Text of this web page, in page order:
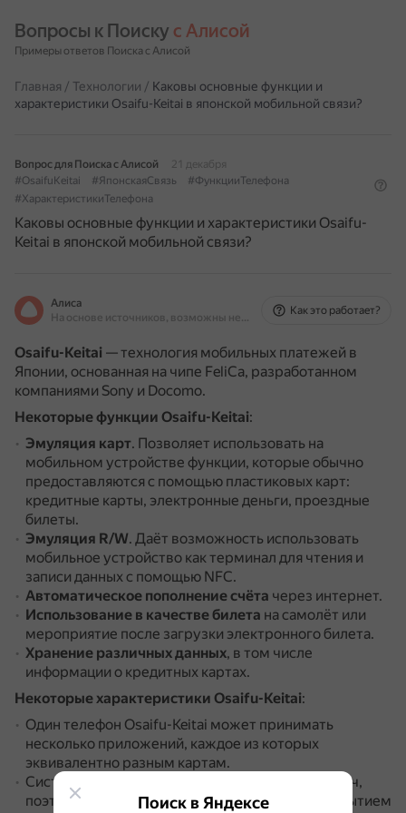
Вопросы к Поиску с Алисой
Примеры ответов Поиска с Алисой
Главная / Технологии / Каковы основные функции и
характеристики Osaifu-Keitai в японской мобильной связи?
Вопрос для Поиска с Алисой
21 декабря
#OsaifuKeitai
#ЯпонскаяСвязь
#ФункцииТелефона
#ХарактеристикиТелефона
Каковы основные функции и характеристики Osaifu-
Keitai в японской мобильной связи?
Алиса
На основе источников, возможны неточности
Как это работает?
Osaifu-Keitai — технология мобильных платежей в
Японии, основанная на чипе FeliCa, разработанном
компаниями Sony и Docomo.
Некоторые функции Osaifu-Keitai:
Эмуляция карт. Позволяет использовать на
мобильном устройстве функции, которые обычно
предоставляются с помощью пластиковых карт:
кредитные карты, электронные деньги, проездные
билеты.
Эмуляция R/W. Даёт возможность использовать
мобильное устройство как терминал для чтения и
записи данных с помощью NFC.
Автоматическое пополнение счёта через интернет.
Использование в качестве билета на самолёт или
мероприятие после загрузки электронного билета.
Хранение различных данных, в том числе
информации о кредитных картах.
Некоторые характеристики Osaifu-Keitai:
Один телефон Osaifu-Keitai может принимать
несколько приложений, каждое из которых
эквивалентно разным картам.
Система функционирует даже без радиопередач,
поэтому остановить все функции простым закрытием
Поиск в Яндексе